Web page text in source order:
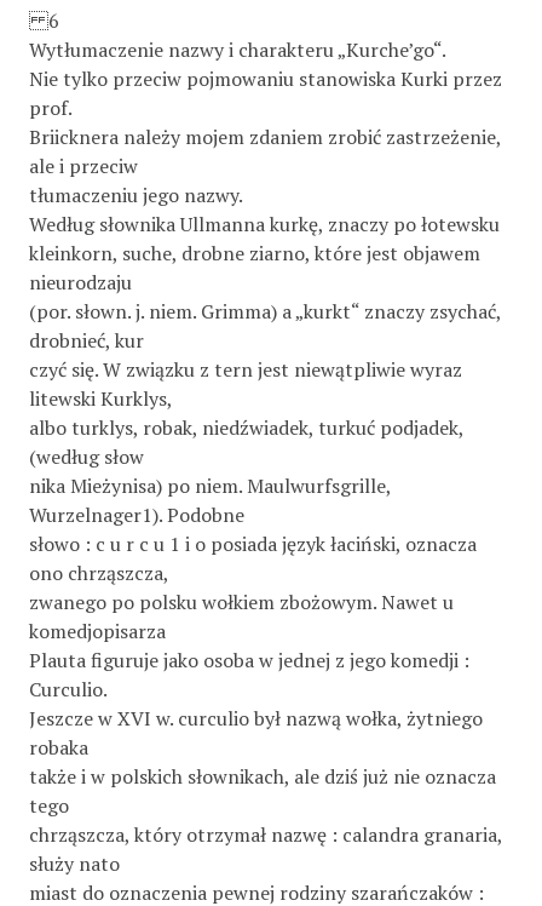
6
Wytłumaczenie nazwy i charakteru „Kurche’go“.
Nie tylko przeciw pojmowaniu stanowiska Kurki przez
prof.
Briicknera należy mojem zdaniem zrobić zastrzeżenie,
ale i przeciw
tłumaczeniu jego nazwy.
Według słownika Ullmanna kurkę, znaczy po łotewsku
kleinkorn, suche, drobne ziarno, które jest objawem
nieurodzaju
(por. słown. j. niem. Grimma) a „kurkt“ znaczy zsychać,
drobnieć, kur­
czyć się. W związku z tern jest niewątpliwie wyraz
litewski Kurklys,
albo turklys, robak, niedźwiadek, turkuć podjadek,
(według słow­
nika Mieżynisa) po niem. Maulwurfsgrille,
Wurzelnager1). Podobne
słowo : c u r c u 1 i o posiada język łaciński, oznacza
ono chrząszcza,
zwanego po polsku wołkiem zbożowym. Nawet u
komedjopisarza
Plauta figuruje jako osoba w jednej z jego komedji :
Curculio.
Jeszcze w XVI w. curculio był nazwą wołka, żytniego
robaka
także i w polskich słownikach, ale dziś już nie oznacza
tego
chrząszcza, który otrzymał nazwę : calandra granaria,
służy nato­
miast do oznaczenia pewnej rodziny szarańczaków :